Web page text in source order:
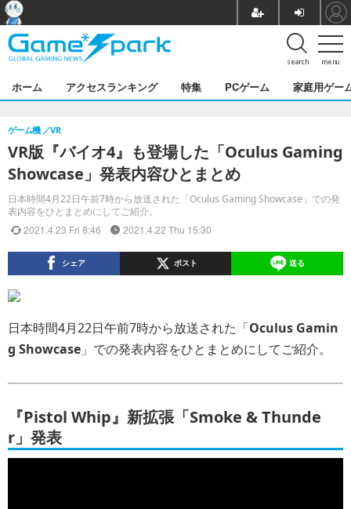
menu
search
ホーム アクセスランキング 特集 PCゲーム 家庭用ゲー
VR版『バイオ4』も登場した「Oculus Gaming
Showcase」発表内容ひとまとめ
日本時間4月22日午前7時から放送された「Oculus Gaming Showcase」での発
表内容をひとまとめにしてご紹介。
ゲーム機 VR
2021.4.23 Fri 8:46 2021.4.22 Thu 15:30
シェア ポスト 送る
日本時間4月22日午前7時から放送された「Oculus Gamin
g Showcase 」での発表内容をひとまとめにしてご紹介。
『Pistol Whip』新拡張「Smoke & Thunde
r」発表